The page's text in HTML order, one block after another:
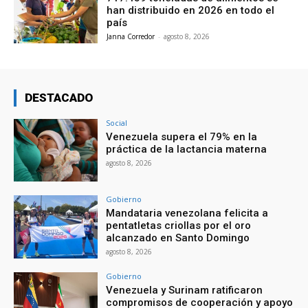
han distribuido en 2026 en todo el
país
Janna Corredor - agosto 8, 2026
DESTACADO
Social
Venezuela supera el 79% en la
práctica de la lactancia materna
agosto 8, 2026
Gobierno
Mandataria venezolana felicita a
pentatletas criollas por el oro
alcanzado en Santo Domingo
agosto 8, 2026
Gobierno
Venezuela y Surinam ratificaron
compromisos de cooperación y apoyo